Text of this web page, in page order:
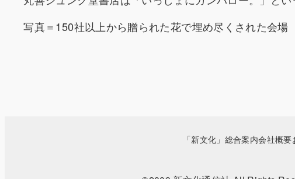
写真＝150社以上から贈られた花で埋め尽くされた会場
「新文化」総合案内会社概要